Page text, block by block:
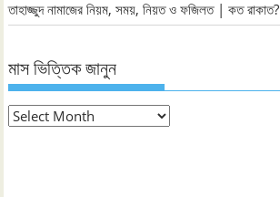
তাহাজ্জুদ নামাজের নিয়ম, সময়, নিয়ত ও ফজিলত | কত রাকাত?
মাস ভিত্তিক জানুন
মাস